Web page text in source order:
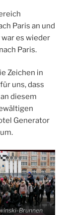
Paris an und
war es wieder
Paris.
Zeichen in
uns, dass
diesem
Generator
Brunnen